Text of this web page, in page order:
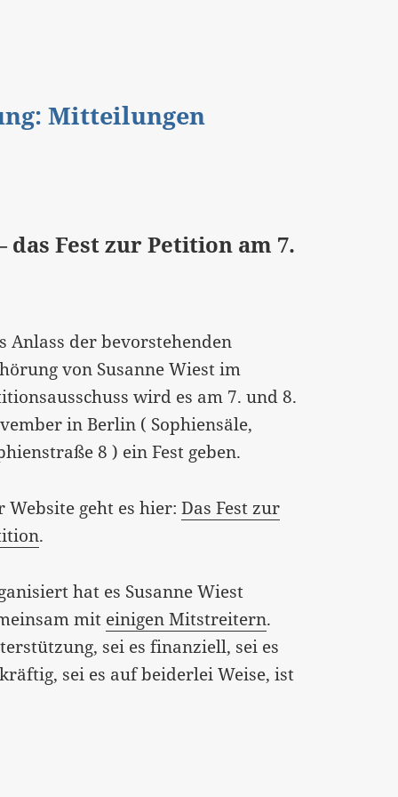
Mitteilungen
Fest zur Petition am 7.
Anlass der bevorstehenden
von Susanne Wiest im
wird es am 7. und 8.
in Berlin ( Sophiensäle,
8 ) ein Fest geben.
Website geht es hier:Das Fest zur
.
hat es Susanne Wiest
mit einigen Mitstreitern.
sei es finanziell, sei es
sei es auf beiderlei Weise, ist